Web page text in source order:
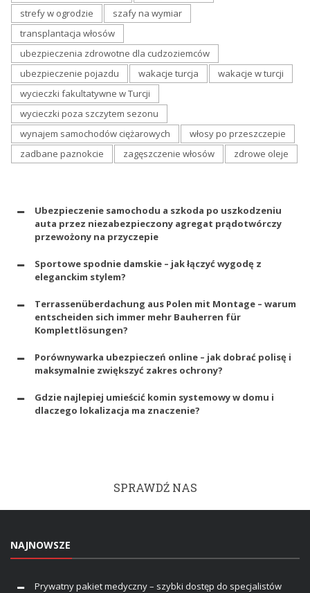
strefy w ogrodzie
szafy na wymiar
transplantacja włosów
ubezpieczenia zdrowotne dla cudzoziemców
ubezpieczenie pojazdu
wakacje turcja
wakacje w turcji
wycieczki fakultatywne w Turcji
wycieczki poza szczytem sezonu
wynajem samochodów ciężarowych
włosy po przeszczepie
zadbane paznokcie
zagęszczenie włosów zdrowe oleje
Ubezpieczenie samochodu a szkoda po uszkodzeniu
auta przez niezabezpieczony agregat prądotwórczy
przewożony na przyczepie
Sportowe spodnie damskie – jak łączyć wygodę z
eleganckim stylem?
Terrassenüberdachung aus Polen mit Montage – warum
entscheiden sich immer mehr Bauherren für
Komplettlösungen?
Porównywarka ubezpieczeń online – jak dobrać polisę i
maksymalnie zwiększyć zakres ochrony?
Gdzie najlepiej umieścić komin systemowy w domu i
dlaczego lokalizacja ma znaczenie?
SPRAWDŹ NAS
NAJNOWSZE
Prywatny pakiet medyczny – szybki dostęp do specjalistów